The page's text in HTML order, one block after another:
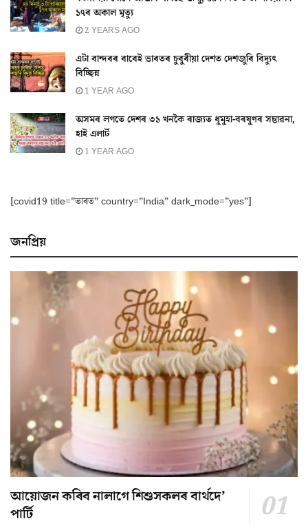
১৭ৰ অকাল মৃত্যু
2 YEARS AGO
এটা বান্দৰৰ বাবেই ভাৰতৰ চুবুৰীয়া দেশত দেশজুৰি বিদ্যুৎ
বিচ্ছিন্ন
1 YEAR AGO
অসমৰ লগতে দেশৰ ৩১ খনকৈ ৰাজ্যত ধুমুহা-বৰষুণৰ সম্ভাৱনা,
হাই এলাৰ্ট
1 YEAR AGO
[covid19 title=”ভাৰত” country=”India” dark_mode=”yes”]
জনপ্ৰিয়
আয়োজন কৰিব নালাগে শিশুসকলৰ বাৰ্থদে’
পাৰ্টি